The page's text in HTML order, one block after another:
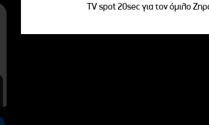
TV spot 20sec για τον όμιλο